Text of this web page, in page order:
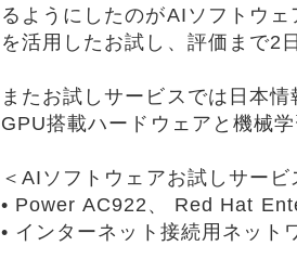
るようにしたのがAIソフトウ
を活用したお試し、評価まで2
またお試しサービスでは日本
GPU搭載ハードウェアと機械
＜AIソフトウェアお試しサービ
• Power AC922、 Red Hat
• インターネット接続用ネット